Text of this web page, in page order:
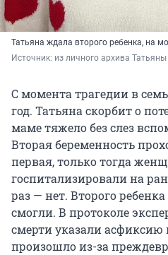
Татьяна ждала второго ребенка, на
Источник: из личного архива
С момента трагедии в
год. Татьяна скорбит о
маме тяжело без слез
Вторая беременность
первая, только тогда
госпитализировали на
раз — нет. Второго
смогли. В протоколе
смерти указали асфиксию
произошло из-за